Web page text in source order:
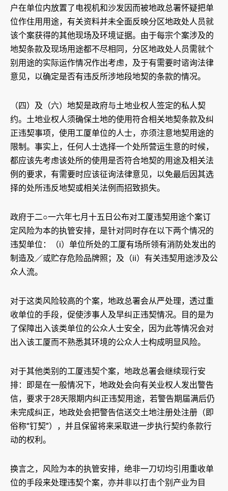
户在单位内放置了电视机和沙发因而被地政总署怀疑把单
位作住用用途，有关资料并未全面反映分区地政处人员就
该个案获得的其他现场及环境证据。由于每宗个案涉及的
地契条款及现场用途都不尽相同，分区地政处人员需就个
别用途的实际运作情况作出考虑，及于有需要时谘询法律
意见，以确定是否有违反所涉地段地契的条款的情况。
（四）及（六）地契是政府与土地业权人签定的私人契
约。土地业权人须确保土地的使用符合相关地契条款及纠
正违契事项，使用工厦单位的人士，亦须注意地契用途的
限制。事实上，任何人士选择一个处所营运生意的时候，
都应该先考虑该处所的使用是否符合地契的用途及相关法
例的要求，有需要时应该征询法律意见，以免最后因其选
择的处所违反地契或相关法例而招致损失。
政府于二○一六年七月十五日公布对工厦违契用途个案订
定风险为本的执管安排，是针对同时存在以下两个情况的
违契单位：（i）单位所处的工厦有场所领有消防处发出的
制造及／或贮存危险品牌照；及（ii）有关违契用途涉及公
众人流。
对于这类风险较高的个案，地政总署会从严处理，透过重
收单位的手段，促使涉事人及早纠正违契情况。目的是为
了保障出入该类单位的公众人士安全，因为此等情况会对
出入该工厦而不熟悉其环境的公众人士构成明显风险。
对于其他类别的工厦违契个案，地政总署会继续现行安
排：即是在一般情况下，地政处会向有关业权人发出警告
信，要求于28天限期内纠正违契用途，若警告期届满后仍
未完成纠正，地政处会把警告信送交土地注册处注册（即
俗称“钉契”），并且保留将来采取进一步执行契约条款行
动的权利。
换言之，风险为本的执管安排，绝非一刀切均引用重收单
位的手段来处理违契个案，亦并非以打击个别产业为目